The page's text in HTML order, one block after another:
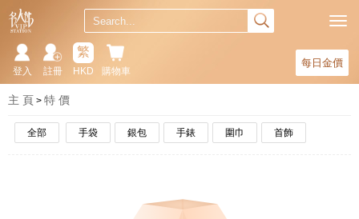
每日金價
購物車
繁
HKD
註冊
登入
主 頁 特 價
全部 手袋 銀包 手錶 圍巾 首飾